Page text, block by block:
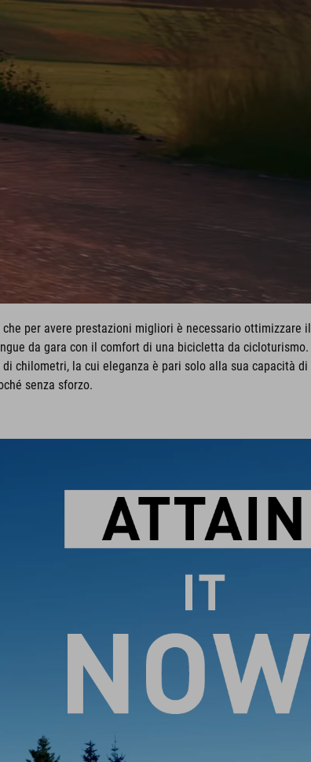
per avere prestazioni migliori è necessario ottimizzare il
da gara con il comfort di una bicicletta da cicloturismo.
chilometri, la cui eleganza è pari solo alla sua capacità di
senza sforzo.